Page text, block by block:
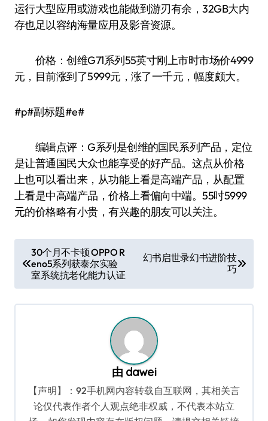
运行大型应用或游戏也能做到游刃有余，32GB大内
存也足以容纳海量应用及影音资源。
价格：创维G71系列55英寸刚上市时市场价4999
元，目前涨到了5999元，涨了一千元，幅度颇大。
#p#副标题#e#
编辑点评：G系列是创维的国民系列产品，定位
是让普通国民大众也能享受的好产品。这点从价格
上也可以看出来，从功能上看是高端产品，从配置
上看是中高端产品，价格上看偏向中端。55吋5999
元的价格略有小贵，有兴趣的朋友可以关注。
章
导
航
30个月不卡顿 OPPO R
eno5系列获泰尔实验
室系统抗老化能力认证
幻书启世录幻书进阶技
巧
由 dawei
【声明】：92手机网内容转载自互联网，其相关言
论仅代表作者个人观点绝非权威，不代表本站立